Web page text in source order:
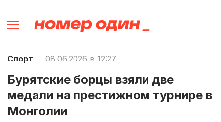
Спорт 08.06.2026 в 12:27
Бурятские борцы взяли две
медали на престижном турнире в
Монголии